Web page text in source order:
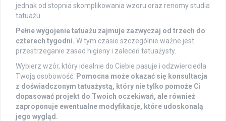
jednak od stopnia skomplikowania wzoru oraz renomy studia
tatuażu.
Pełne wygojenie tatuażu zajmuje zazwyczaj od trzech do
czterech tygodni. W tym czasie szczególnie ważne jest
przestrzeganie zasad higieny i zaleceń tatuażysty.
Wybierz wzór, który idealnie do Ciebie pasuje i odzwierciedla
Twoją osobowość. Pomocna może okazać się konsultacja
z doświadczonym tatuażystą, który nie tylko pomoże Ci
dopasować projekt do Twoich oczekiwań, ale również
zaproponuje ewentualne modyfikacje, które udoskonalą
jego wygląd.